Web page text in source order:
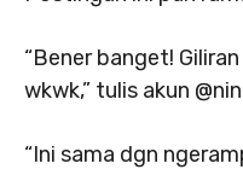
“Bener banget!
wkwk,” tulis akun
“Ini sama dgn